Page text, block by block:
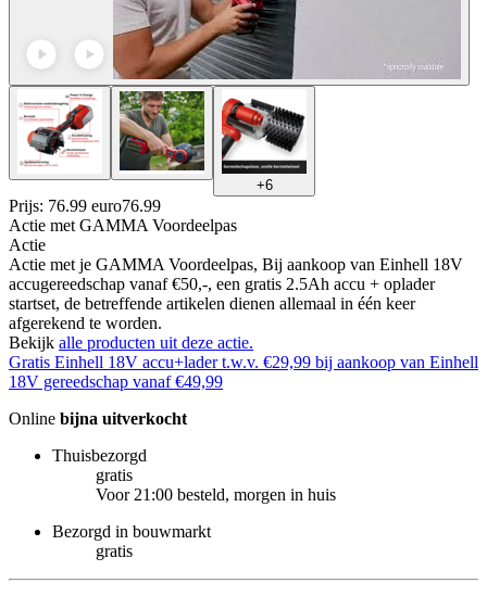
+6
Prijs: 76.99 euro76.99
Actie met GAMMA Voordeelpas
Actie
Actie met je GAMMA Voordeelpas, Bij aankoop van Einhell 18V
accugereedschap vanaf €50,-, een gratis 2.5Ah accu + oplader
startset, de betreffende artikelen dienen allemaal in één keer
afgerekend te worden.
Bekijk alle producten uit deze actie.
Gratis Einhell 18V accu+lader t.w.v. €29,99 bij aankoop van Einhell
18V gereedschap vanaf €49,99
Online bijna uitverkocht
Thuisbezorgd
gratis
Voor 21:00 besteld, morgen in huis
Bezorgd in bouwmarkt
gratis